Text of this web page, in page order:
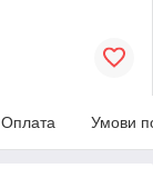
Оплата Умови